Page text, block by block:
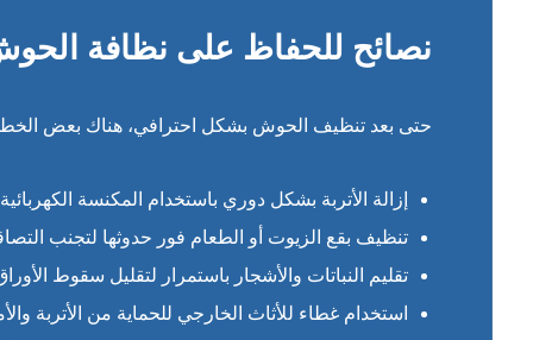
نصائح للحفاظ على نظافة
حتى بعد تنظيف الحوش بشكل احترافي، هناك بعض
إزالة الأتربة بشكل دوري باستخدام المكنسة الكهربائية
تنظيف بقع الزيوت أو الطعام فور حدوثها لتجنب
تقليم النباتات والأشجار باستمرار لتقليل سقوط
استخدام غطاء للأثاث الخارجي للحماية من الأتربة